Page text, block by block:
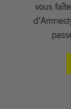
vous